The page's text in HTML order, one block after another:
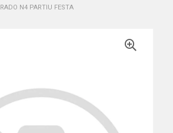
N4 PARTIU FESTA